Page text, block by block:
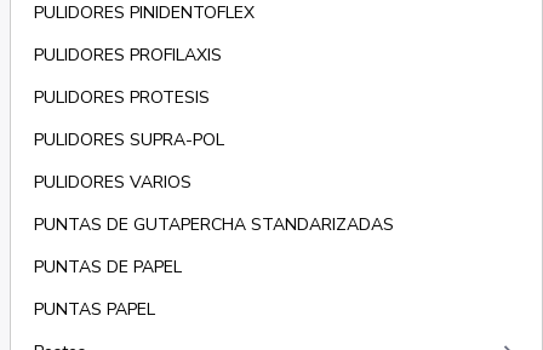
PULIDORES PINIDENTOFLEX
PULIDORES PROFILAXIS
PULIDORES PROTESIS
PULIDORES SUPRA-POL
PULIDORES VARIOS
PUNTAS DE GUTAPERCHA STANDARIZADAS
PUNTAS DE PAPEL
PUNTAS PAPEL